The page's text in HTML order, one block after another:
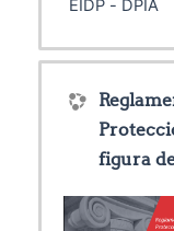
EIDP - DPIA
figura